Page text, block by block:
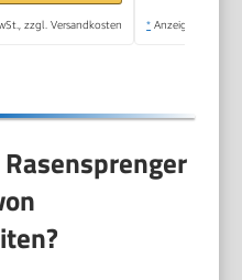
zzgl. Versandkosten * Anzeige